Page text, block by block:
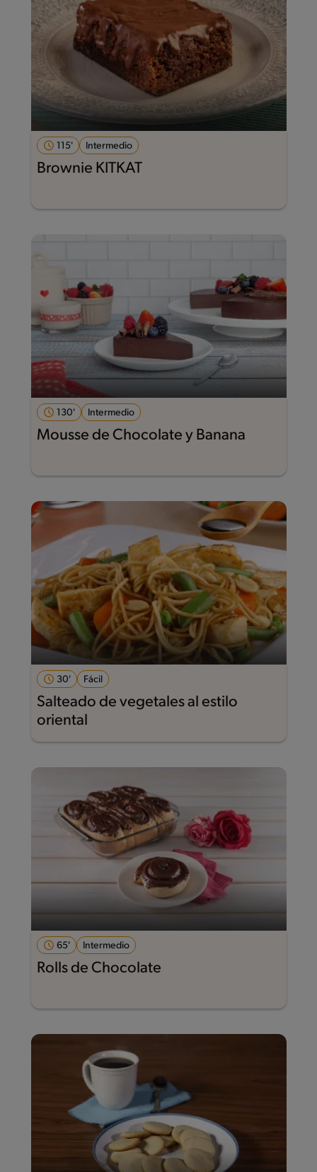
115' Intermedio
Brownie KITKAT
130' Intermedio
Mousse de Chocolate y Banana
30' Fácil
Salteado de vegetales al estilo
oriental
65' Intermedio
Rolls de Chocolate